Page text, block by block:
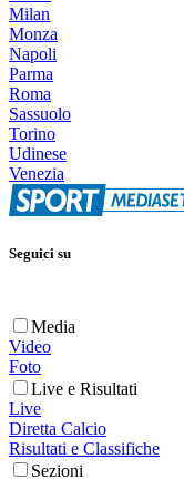
Milan
Monza
Napoli
Parma
Roma
Sassuolo
Torino
Udinese
Venezia
Seguici su
Media
Video
Foto
Live e Risultati
Live
Diretta Calcio
Risultati e Classifiche
Sezioni